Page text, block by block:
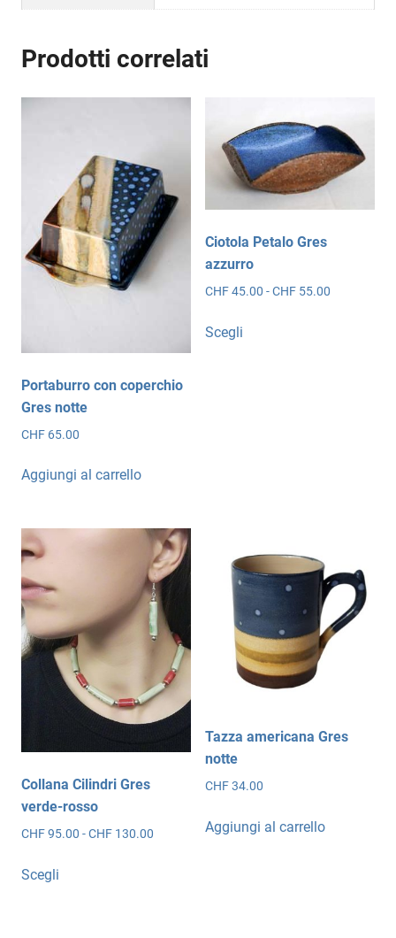
Prodotti correlati
Portaburro con coperchio
Gres notte
CHF 65.00
Aggiungi al carrello
Ciotola Petalo Gres
azzurro
CHF45.00 -CHF 55.00
Scegli
pagina
del
Collana Cilindri Gres
verde-rosso
CHF95.00 -CHF 130.00
Scegli
Tazza americana Gres
notte
CHF34.00
Aggiungi al carrello